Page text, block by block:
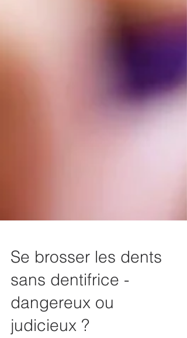
Se brosser les dents
sans dentifrice -
dangereux ou